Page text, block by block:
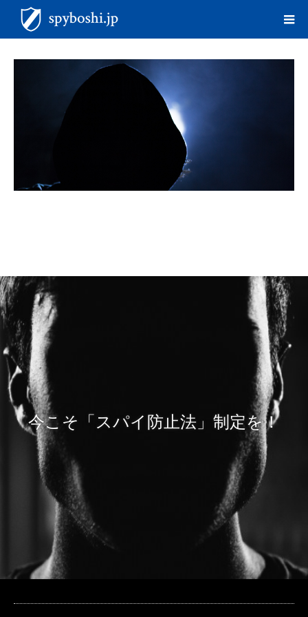
今こそ「スパイ防止法」制定を！